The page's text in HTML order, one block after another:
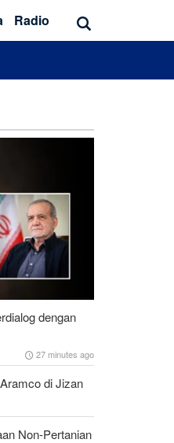
Radio
dengan
27 minutes ago
di Jizan
Non-Pertanian